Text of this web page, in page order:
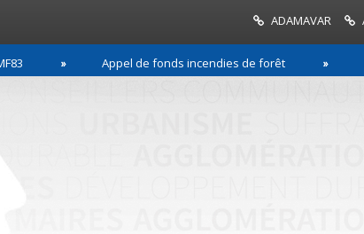
ADAMAVAR
Appel de fonds incendies de forêt